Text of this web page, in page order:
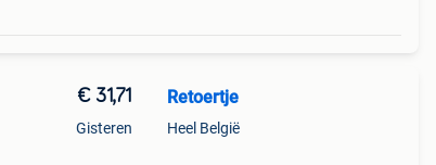
€ 31,71
Gisteren
Retoertje
Heel België